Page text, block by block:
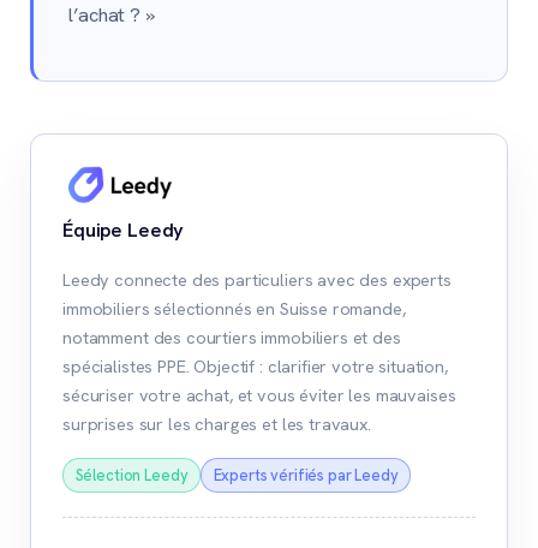
l’achat ? »
Équipe Leedy
Leedy connecte des particuliers avec des experts
immobiliers sélectionnés en Suisse romande,
notamment des courtiers immobiliers et des
spécialistes PPE. Objectif : clarifier votre situation,
sécuriser votre achat, et vous éviter les mauvaises
surprises sur les charges et les travaux.
Sélection Leedy Experts vérifiés par Leedy